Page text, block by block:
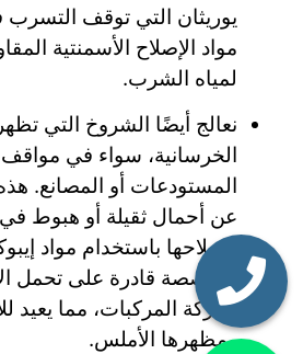
يوريثان التي توقف التسرب
مواد الإصلاح الأسمنتية
لمياه الشرب.
نعالج أيضًا الشروخ التي
الخرسانية، سواء في مواقف
المستودعات أو المصانع.
عن أحمال ثقيلة أو هبوط في
بإصلاحها باستخدام مواد
متخصصة قادرة على تحمل
وحركة المركبات، مما يعيد
ومظهرها الأملس.